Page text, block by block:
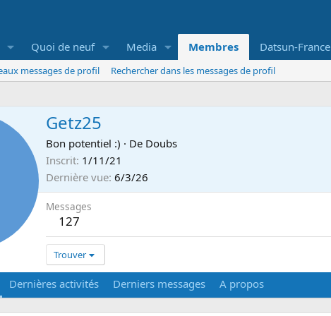
Quoi de neuf Media Membres Datsun-France
messages de profil
Rechercher dans les messages de profil
Getz25
Bon potentiel :) · De Doubs
Inscrit 1/11/21
Dernière vue 6/3/26
Messages
127
Trouver
Dernières activités Derniers messages A propos